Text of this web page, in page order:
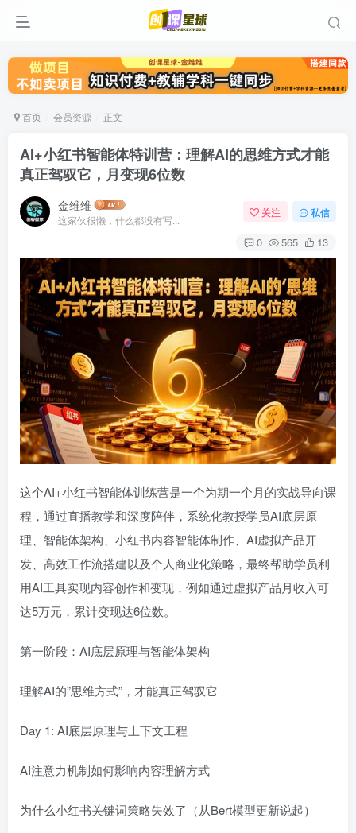
首页 会员资源 正文
AI+小红书智能体特训营：理解AI的思维方式才能
真正驾驭它，月变现6位数
金维维
这家伙很懒，什么都没有写...
关注 私信
0 565 13
这个AI+小红书智能体训练营是一个为期一个月的实战导向课
程，通过直播教学和深度陪伴，系统化教授学员AI底层原
理、智能体架构、小红书内容智能体制作、AI虚拟产品开
发、高效工作流搭建以及个人商业化策略，最终帮助学员利
用AI工具实现内容创作和变现，例如通过虚拟产品月收入可
达5万元，累计变现达6位数。
第一阶段：AI底层原理与智能体架构
理解AI的”思维方式”，才能真正驾驭它
Day 1: AI底层原理与上下文工程
AI注意力机制如何影响内容理解方式
为什么小红书关键词策略失效了（从Bert模型更新说起）